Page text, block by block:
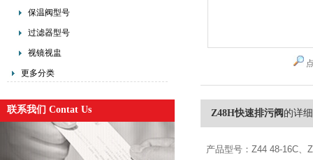
保温阀型号
过滤器型号
视镜视盅
更多分类
联系我们 Contat Us Z48H快速排污阀 的详
产品型号：Z44 48-16C、